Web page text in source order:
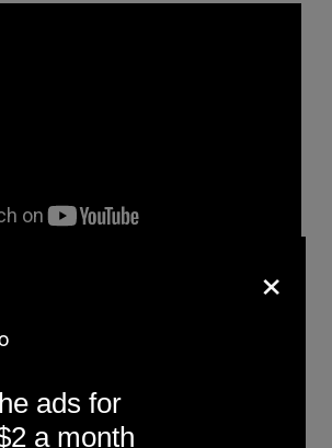
Noisey Premieres
×
ads for
a month